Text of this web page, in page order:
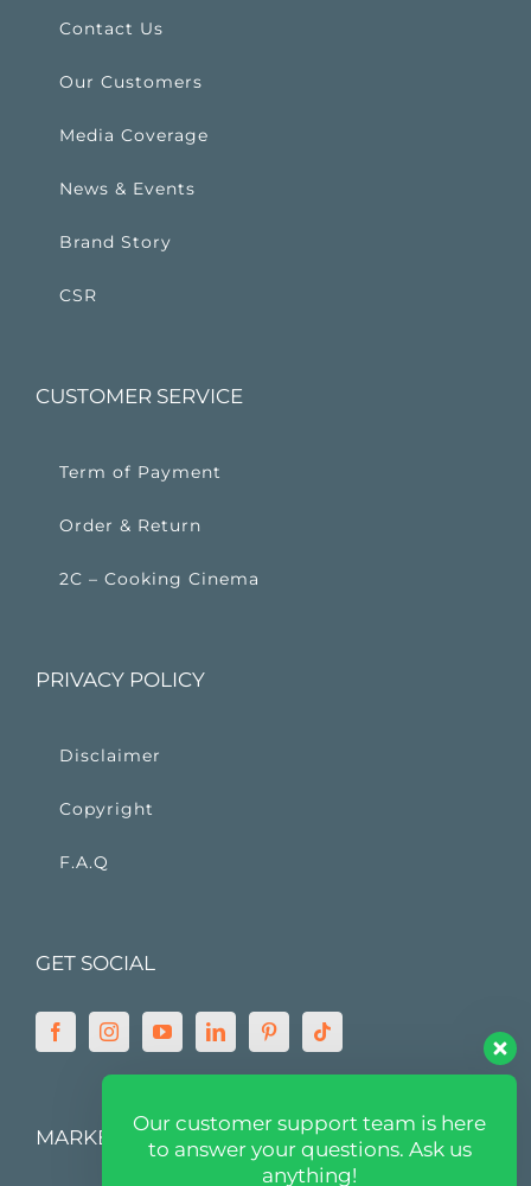
Contact Us
Our Customers
Media Coverage
News & Events
Brand Story
CSR
CUSTOMER SERVICE
Term of Payment
Order & Return
2C – Cooking Cinema
PRIVACY POLICY
Disclaimer
Copyright
F.A.Q
GET SOCIAL
MARKETPLACE
Our customer support team is here
to answer your questions. Ask us
anything!